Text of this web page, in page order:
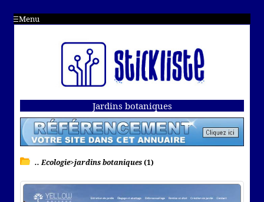
Menu
Jardins botaniques
.. Ecologie>jardins botaniques(1)